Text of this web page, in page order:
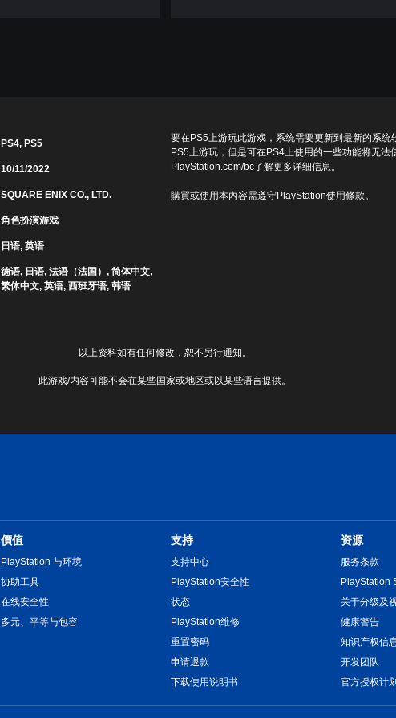
PS4, PS5
10/11/2022
SQUARE ENIX CO., LTD.
角色扮演游戏
日语, 英语
德语, 日语, 法语（法国）, 简体中文,
繁体中文, 英语, 西班牙语, 韩语
要在PS5上游玩此游戏，系统需要更新到最新的系统
PS5上游玩，但是可在PS4上使用的一些功能将无法
PlayStation.com/bc了解更多详细信息。
購買或使用本內容需遵守PlayStation使用條款。
以上资料如有任何修改，恕不另行通知。
此游戏/内容可能不会在某些国家或地区或以某些语言提供。
價值
PlayStation 与环境
协助工具
在线安全性
多元、平等与包容
支持
支持中心
PlayStation安全性
状态
PlayStation维修
重置密码
申请退款
下载使用说明书
资源
服务条款
PlayStation
关于分级及
健康警告
知识产权信
开发团队
官方授权计划